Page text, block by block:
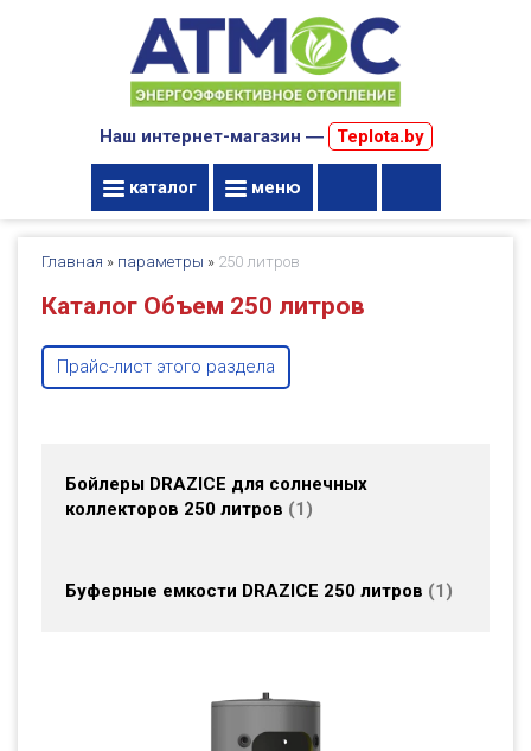
Наш интернет-магазин ― Teplota.by
каталог меню
Главная » параметры » 250 литров
Каталог Объем 250 литров
Прайс-лист этого раздела
Бойлеры DRAZICE для солнечных
коллекторов 250 литров
1
Буферные емкости DRAZICE 250 литров 1